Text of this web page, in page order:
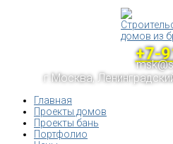
+7-
г.Москва,
Главная
Проекты домов
Проекты бань
Портфолио